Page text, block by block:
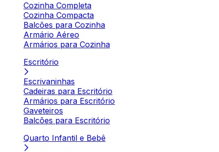
Cozinha Completa
Cozinha Compacta
Balcões para Cozinha
Armário Aéreo
Armários para Cozinha
Escritório
Escrivaninhas
Cadeiras para Escritório
Armários para Escritório
Gaveteiros
Balcões para Escritório
Quarto Infantil e Bebê